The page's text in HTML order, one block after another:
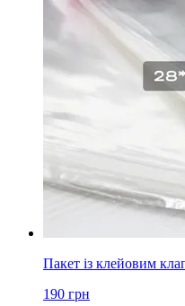
Пакет із клейовим
190 грн